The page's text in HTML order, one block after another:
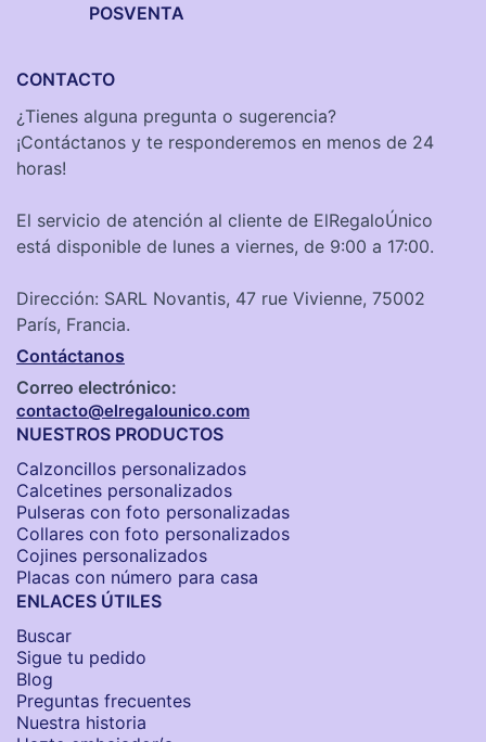
POSVENTA
CONTACTO
¿Tienes alguna pregunta o sugerencia?
¡Contáctanos y te responderemos en menos de 24
horas!
El servicio de atención al cliente de ElRegaloÚnico
está disponible de lunes a viernes, de 9:00 a 17:00.
Dirección: SARL Novantis, 47 rue Vivienne, 75002
París, Francia.
Contáctanos
Correo electrónico:
contacto@elregalounico.com
NUESTROS PRODUCTOS
Calzoncillos personalizados​
Calcetines personalizados
Pulseras con foto personalizadas
Collares con foto personalizados
Cojines personalizados
Placas con número para casa
ENLACES ÚTILES
Buscar
Sigue tu pedido
Blog
Preguntas frecuentes
Nuestra historia